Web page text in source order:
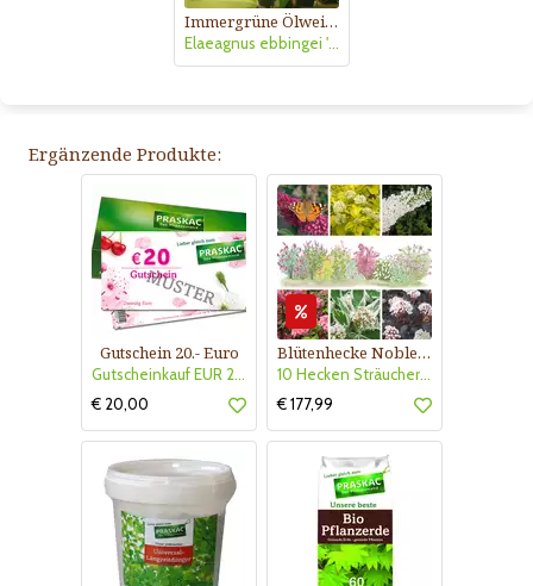
Immergrüne Ölweide
Elaeagnus ebbingei 'Limelight'
Ergänzende Produkte:
Gutschein 20.- Euro
Gutscheinkauf EUR 20.-
€ 20,00
Blütenhecke Nobless-Kollektion Nr. 402
10 Hecken Sträucher - für 10 lfm Blütenhecke - Blühend März - Oktober
€ 177,99